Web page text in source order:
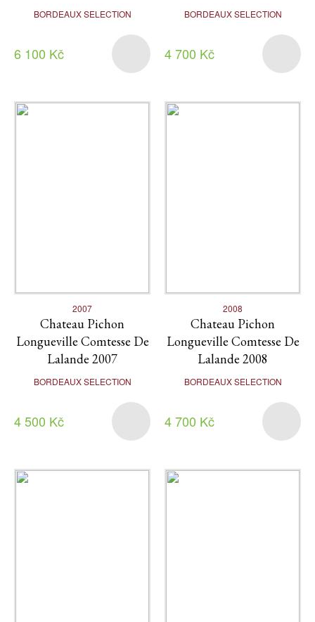
BORDEAUX SELECTION
6 100 Kč
BORDEAUX SELECTION
4 700 Kč
2007
Chateau Pichon
Longueville Comtesse De
Lalande 2007
BORDEAUX SELECTION
4 500 Kč
2008
Chateau Pichon
Longueville Comtesse De
Lalande 2008
BORDEAUX SELECTION
4 700 Kč